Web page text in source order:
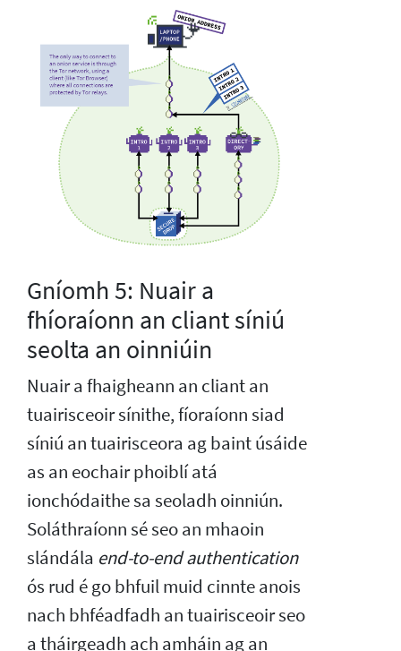
Gníomh 5: Nuair a
fhíoraíonn an cliant síniú
seolta an oinniúin
Nuair a fhaigheann an cliant an
tuairisceoir sínithe, fíoraíonn siad
síniú an tuairisceora ag baint úsáide
as an eochair phoiblí atá
ionchódaithe sa seoladh oinniún.
Soláthraíonn sé seo an mhaoin
slándála end-to-end authentication
ós rud é go bhfuil muid cinnte anois
nach bhféadfadh an tuairisceoir seo
a tháirgeadh ach amháin ag an